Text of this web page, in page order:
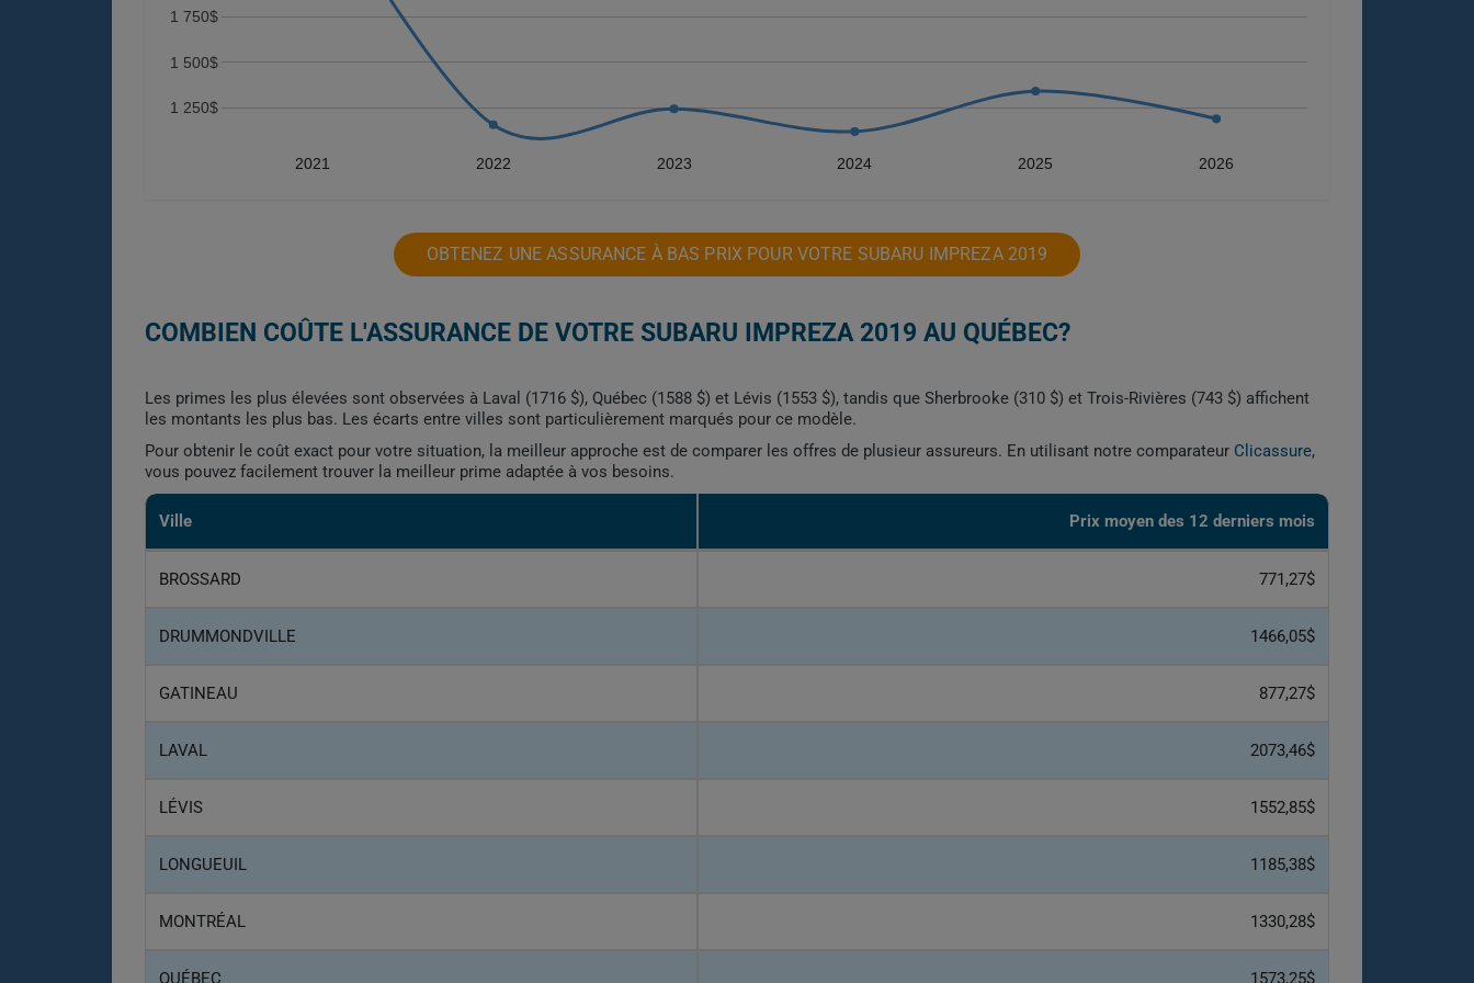
2021 2022 2023 2024 2025 2026
1 250$
1 500$
1 750$
OBTENEZ UNE ASSURANCE À BAS PRIX POUR VOTRE SUBARU IMPREZA 2019
COMBIEN COÛTE L'ASSURANCE DE VOTRE SUBARU IMPREZA 2019 AU QUÉBEC?
Les primes les plus élevées sont observées à Laval (1716 $), Québec (1588 $) et Lévis (1553 $), tandis que Sherbrooke (310 $) et Trois-Rivières (743 $) affichent
les montants les plus bas. Les écarts entre villes sont particulièrement marqués pour ce modèle.
Pour obtenir le coût exact pour votre situation, la meilleur approche est de comparer les offres de plusieur assureurs. En utilisant notre comparateur Clicassure,
vous pouvez facilement trouver la meilleur prime adaptée à vos besoins.
Ville Prix ​​moyen des 12 derniers mois
BROSSARD 771,27$
DRUMMONDVILLE 1466,05$
GATINEAU 877,27$
LAVAL 2073,46$
LÉVIS 1552,85$
LONGUEUIL 1185,38$
MONTRÉAL 1330,28$
QUÉBEC 1573,25$